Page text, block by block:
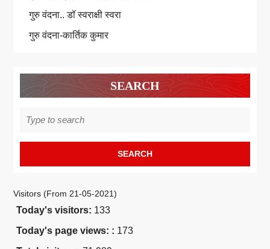
गुरु वंदना.. डॉ स्वराक्षी स्वरा
गुरु वंदना-कार्तिक कुमार
SEARCH
for:
Visitors (From 21-05-2021)
Today's visitors: 133
Today's page views: : 173